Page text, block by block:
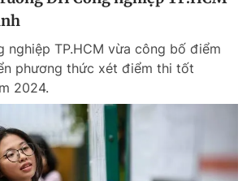
nghiệp TP.HCM vừa công bố điểm
phương thức xét điểm thi tốt
2024.